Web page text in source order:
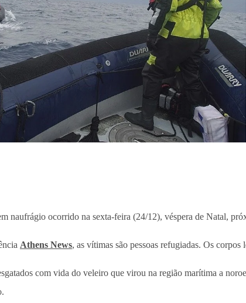
naufrágio ocorrido na sexta-feira (24/12), véspera de Natal,
Athens News, as vítimas são pessoas refugiadas. Os
com vida do veleiro que virou na região marítima a